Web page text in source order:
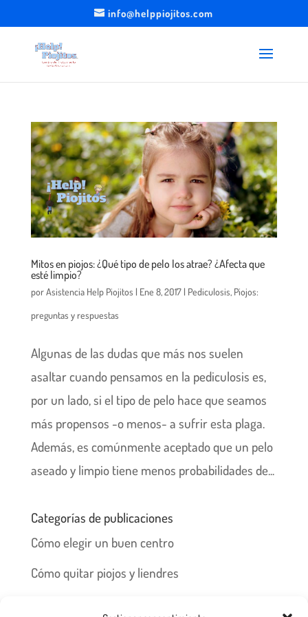
info@helppiojitos.com
Mitos en piojos: ¿Qué tipo de pelo los atrae? ¿Afecta que
esté limpio?
porAsistencia Help Piojitos | Ene 8, 2017| Pediculosis, Piojos:
preguntas y respuestas
Algunas de las dudas que más nos suelen
asaltar cuando pensamos en la pediculosis es,
por un lado, si el tipo de pelo hace que seamos
más propensos -o menos- a sufrir esta plaga.
Además, es comúnmente aceptado que un pelo
aseado y limpio tiene menos probabilidades de...
Categorías de publicaciones
Cómo elegir un buen centro
Cómo quitar piojos y liendres